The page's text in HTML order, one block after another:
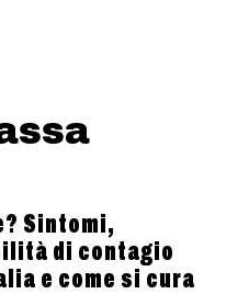
Sintomi,
di contagio
e come si cura